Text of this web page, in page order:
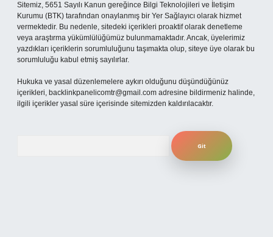
Sitemiz, 5651 Sayılı Kanun gereğince Bilgi Teknolojileri ve İletişim
Kurumu (BTK) tarafından onaylanmış bir Yer Sağlayıcı olarak hizmet
vermektedir. Bu nedenle, sitedeki içerikleri proaktif olarak denetleme
veya araştırma yükümlülüğümüz bulunmamaktadır. Ancak, üyelerimiz
yazdıkları içeriklerin sorumluluğunu taşımakta olup, siteye üye olarak bu
sorumluluğu kabul etmiş sayılırlar.
Hukuka ve yasal düzenlemelere aykırı olduğunu düşündüğünüz
içerikleri, backlinkpanelicomtr@gmail.com adresine bildirmeniz halinde,
ilgili içerikler yasal süre içerisinde sitemizden kaldırılacaktır.